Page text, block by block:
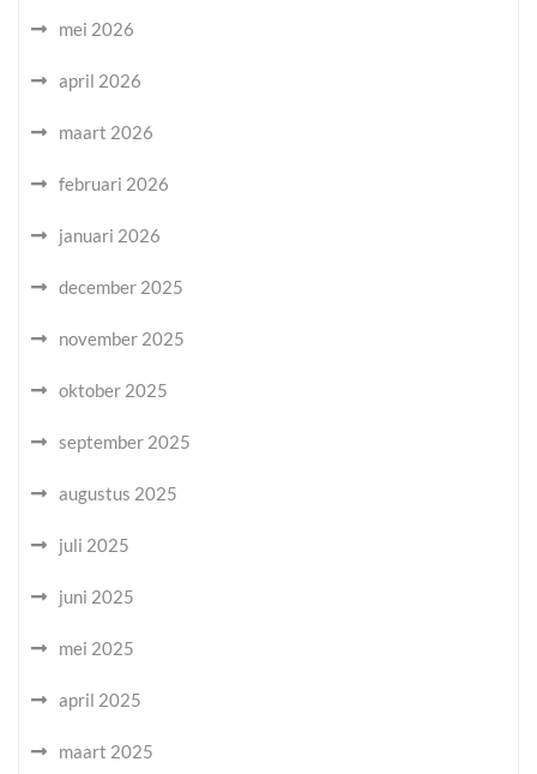
mei 2026
april 2026
maart 2026
februari 2026
januari 2026
december 2025
november 2025
oktober 2025
september 2025
augustus 2025
juli 2025
juni 2025
mei 2025
april 2025
maart 2025